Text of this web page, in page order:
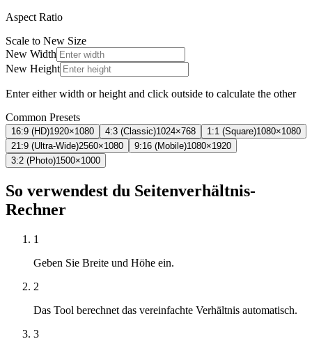
Aspect Ratio
Scale to New Size
New Width
New Height
Enter either width or height and click outside to calculate the other
Common Presets
16:9 (HD)1920×1080 4:3 (Classic)1024×768 1:1 (Square)1080×1080
21:9 (Ultra-Wide)2560×1080 9:16 (Mobile)1080×1920
3:2 (Photo)1500×1000
So verwendest du Seitenverhältnis-
Rechner
1
Geben Sie Breite und Höhe ein.
2
Das Tool berechnet das vereinfachte Verhältnis automatisch.
3